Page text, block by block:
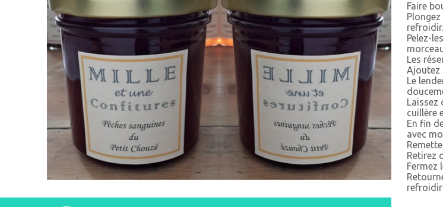
Faire
refroidir.
Pelez-
Les
Ajoutez
Le
Laissez
cuillère
En fin
avec
Retirez
Fermez
refroidir